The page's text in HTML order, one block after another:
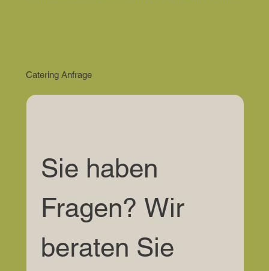
Catering Anfrage
Sie haben
Fragen? Wir
beraten Sie